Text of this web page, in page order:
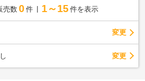
売数 0 件 1～15 件を表示
変更
変更